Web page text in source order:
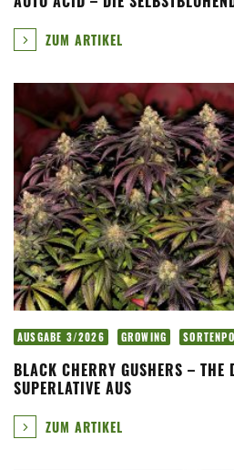
ZUM ARTIKEL
AUSGABE 3/2026 GROWING
BLACK CHERRY GUSHERS – THE
SUPERLATIVE AUS
ZUM ARTIKEL